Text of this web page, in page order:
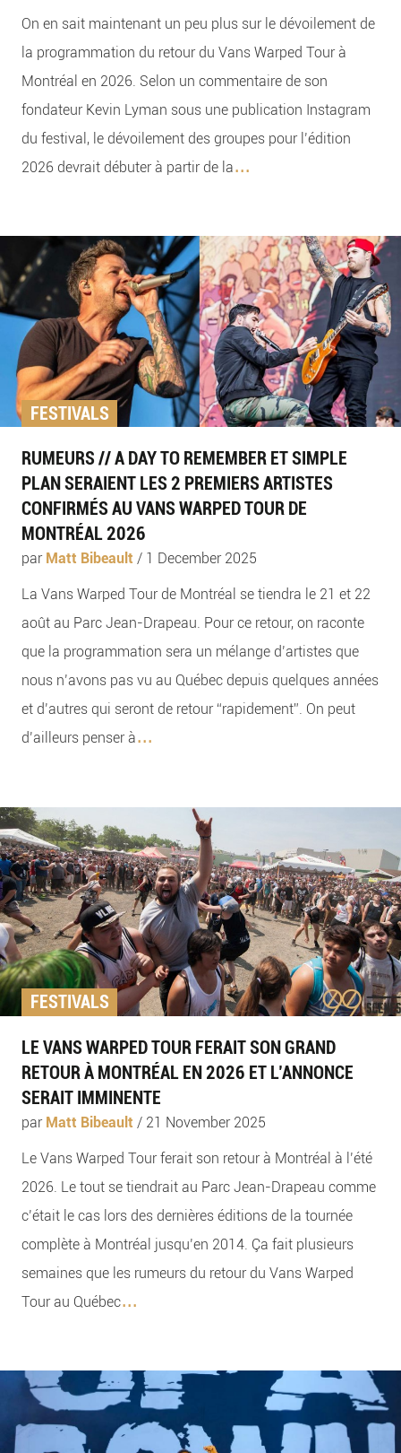
On en sait maintenant un peu plus sur le dévoilement de
la programmation du retour du Vans Warped Tour à
Montréal en 2026. Selon un commentaire de son
fondateur Kevin Lyman sous une publication Instagram
du festival, le dévoilement des groupes pour l’édition
2026 devrait débuter à partir de la...
FESTIVALS
RUMEURS // A DAY TO REMEMBER ET SIMPLE
PLAN SERAIENT LES 2 PREMIERS ARTISTES
CONFIRMÉS AU VANS WARPED TOUR DE
MONTRÉAL 2026
par Matt Bibeault / 1 December 2025
La Vans Warped Tour de Montréal se tiendra le 21 et 22
août au Parc Jean-Drapeau. Pour ce retour, on raconte
que la programmation sera un mélange d’artistes que
nous n’avons pas vu au Québec depuis quelques années
et d’autres qui seront de retour “rapidement”. On peut
d’ailleurs penser à...
FESTIVALS
LE VANS WARPED TOUR FERAIT SON GRAND
RETOUR À MONTRÉAL EN 2026 ET L’ANNONCE
SERAIT IMMINENTE
par Matt Bibeault / 21 November 2025
Le Vans Warped Tour ferait son retour à Montréal à l’été
2026. Le tout se tiendrait au Parc Jean-Drapeau comme
c’était le cas lors des dernières éditions de la tournée
complète à Montréal jusqu’en 2014. Ça fait plusieurs
semaines que les rumeurs du retour du Vans Warped
Tour au Québec...